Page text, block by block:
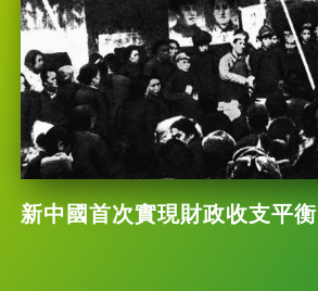
新中國首次實現財政收支平衡